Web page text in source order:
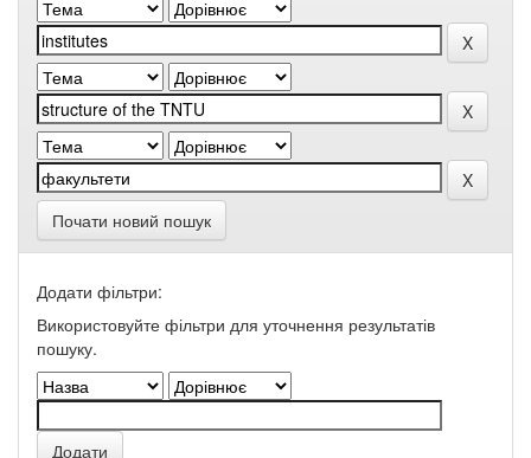
Почати новий пошук
Додати фільтри:
Використовуйте фільтри для уточнення результатів
пошуку.